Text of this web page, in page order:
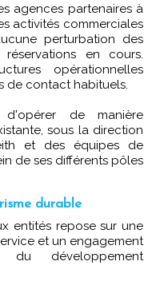
activités commerciales
perturbation des
en cours.
opérationnelles
de contact habituels.
d'opérer de manière
sous la direction
et des équipes de
de ses différents pôles
durable
et un engagement
développement